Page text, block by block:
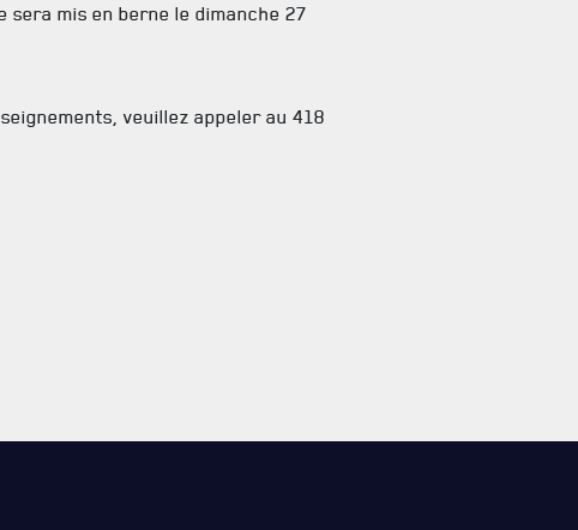
sera mis en berne le dimanche 27
veuillez appeler au 418